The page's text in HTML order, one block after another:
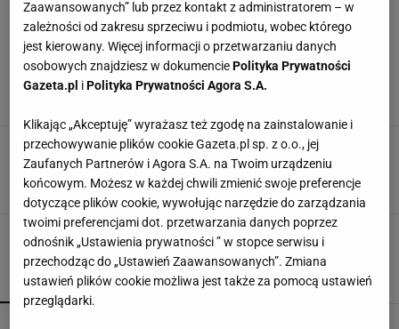
JEREMY STEPHENS
"Wyjdzie wściekły pies, którego znacie". Gdzie i
kiedy oglądać walkę Gamrota w UFC?
[TRANSMISJA]
Brutalny nokaut na UFC. "Na jego czole powstał
krater wielkości ego Conora McGregora"
BR,10 MAJA 2020, 10:11
POPULARNE NAJNOWSZE
Zaawansowanych” lub przez kontakt z administratorem – w
zależności od zakresu sprzeciwu i podmiotu, wobec którego
jest kierowany. Więcej informacji o przetwarzaniu danych
osobowych znajdziesz w dokumenciePolityka Prywatności
Gazeta.pl iPolityka Prywatności Agora S.A.
Klikając „Akceptuję” wyrażasz też zgodę na zainstalowanie i
przechowywanie plików cookie Gazeta.pl sp. z o.o., jej
Zaufanych Partnerów i Agora S.A. na Twoim urządzeniu
końcowym. Możesz w każdej chwili zmienić swoje preferencje
dotyczące plików cookie, wywołując narzędzie do zarządzania
twoimi preferencjami dot. przetwarzania danych poprzez
odnośnik „Ustawienia prywatności ” w stopce serwisu i
przechodząc do „Ustawień Zaawansowanych”. Zmiana
ustawień plików cookie możliwa jest także za pomocą ustawień
przeglądarki.